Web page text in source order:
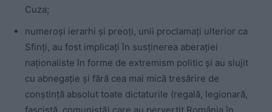
Cuza;
numeroși ierarhi și preoți, unii proclamați ulterior ca
Sfinți, au fost implicați în susținerea aberației
naționaliste în forme de extremism politic și au slujit
cu abnegație și fără cea mai mică tresărire de
conștință absolut toate dictaturile (regală, legionară,